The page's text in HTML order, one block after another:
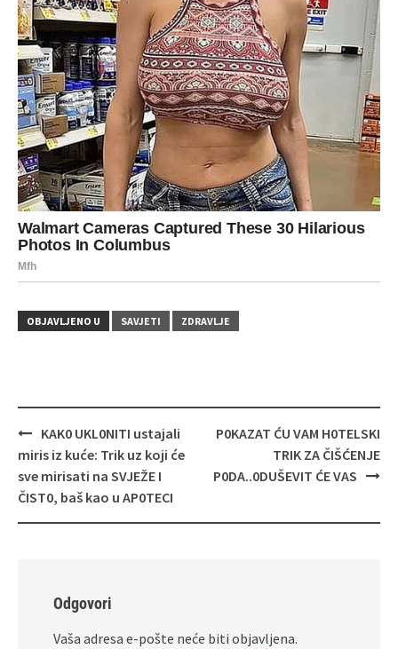
OBJAVLJENO U SAVJETI ZDRAVLJE
Navigacija
objava
KAK0 UKL0NITI ustajali
miris iz kuće: Trik uz koji će
sve mirisati na SVJEŽE I
ČIST0, baš kao u AP0TECI
P0KAZAT ĆU VAM H0TELSKI
TRIK ZA ČIŠĆENJE
P0DA..0DUŠEVIT ĆE VAS
Odgovori
Vaša adresa e-pošte neće biti objavljena.